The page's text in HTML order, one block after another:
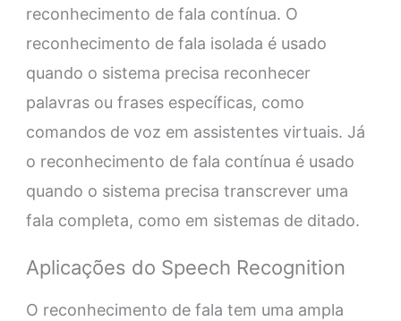
reconhecimento de fala contínua. O
reconhecimento de fala isolada é usado
quando o sistema precisa reconhecer
palavras ou frases específicas, como
comandos de voz em assistentes virtuais. Já
o reconhecimento de fala contínua é usado
quando o sistema precisa transcrever uma
fala completa, como em sistemas de ditado.
Aplicações do Speech Recognition
O reconhecimento de fala tem uma ampla